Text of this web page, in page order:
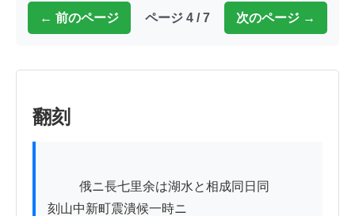
← 前のページ ページ 4 / 7 次のページ →
翻刻
刻山中新町震潰候一時ニ